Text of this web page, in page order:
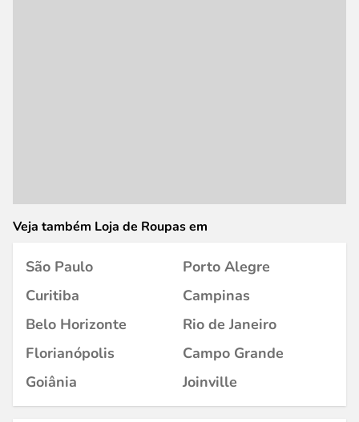
Veja também Loja de Roupas em
São Paulo
Porto Alegre
Curitiba
Campinas
Belo Horizonte
Rio de Janeiro
Florianópolis
Campo Grande
Goiânia
Joinville